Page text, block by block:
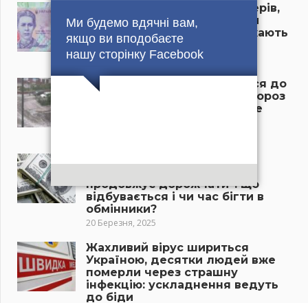
Ми будемо вдячні вам,
якщо ви вподобаєте
нашу сторінку Facebook
“Пенсія пропаде у пенсіонерів,
якщо терміново не зробити
цього”: літніх українців чекають
нові проблеми у 2025 році
21 Березня, 2025
“Ніхто в Україні не готувався до
такої зміни температури, мороз
вдарить у цих областях”: де
продовжує дорожчати”: що
відбувається і чи час бігти в
обмінники?
20 Березня, 2025
Жахливий вірус шириться
Україною, десятки людей вже
померли через страшну
інфекцію: ускладнення ведуть
до біди